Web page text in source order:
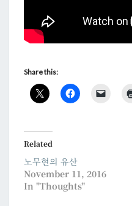
Share this:
Related
노무현의 유산
November 11, 2016
In "Thoughts"